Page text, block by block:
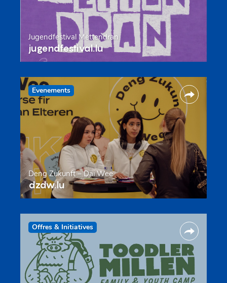
Jugendfestival Mëttendran
jugendfestival.lu
Evenements
Deng Zukunft – Däi Wee
dzdw.lu
Offres & Initiatives